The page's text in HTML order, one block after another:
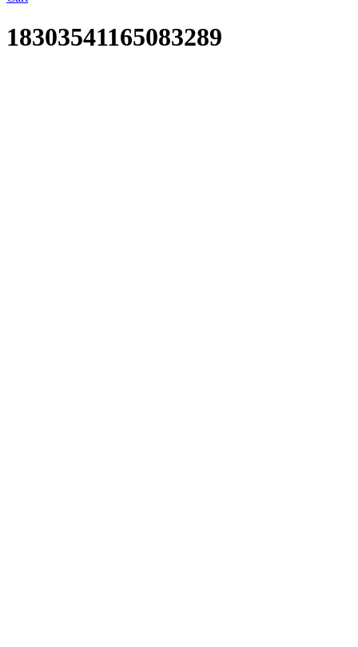
18303541165083289